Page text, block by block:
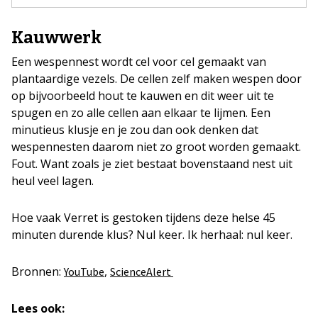
Kauwwerk
Een wespennest wordt cel voor cel gemaakt van
plantaardige vezels. De cellen zelf maken wespen door
op bijvoorbeeld hout te kauwen en dit weer uit te
spugen en zo alle cellen aan elkaar te lijmen. Een
minutieus klusje en je zou dan ook denken dat
wespennesten daarom niet zo groot worden gemaakt.
Fout. Want zoals je ziet bestaat bovenstaand nest uit
heul veel lagen.
Hoe vaak Verret is gestoken tijdens deze helse 45
minuten durende klus? Nul keer. Ik herhaal: nul keer.
Bronnen:YouTube, ScienceAlert
Lees ook: